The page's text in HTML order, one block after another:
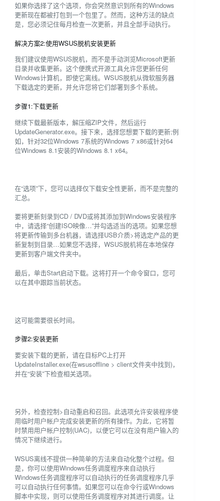
如果你选择了这个选项，你会突然意识到所有的Windows
更新现在都被打包到一个包里了。然而，这种方法的缺点
是，您必须记住每月检查一次更新，并且全部手动执行。
解决方案2:使用WSUS脱机安装更新
我们建议使用WSUS脱机，而不是手动浏览Microsoft更新
目录并收集更新。这个便携式开源工具允许您更新任何
Windows计算机，即使它离线。WSUS脱机从微软服务器
下载选定的更新，并允许您将它们部署到多个系统。
步骤1:下载更新
继续下载最新版本，解压缩ZIP文件，然后运行
UpdateGenerator.exe。接下来，选择您想要下载的更新;例
如，针对32位Windows 7系统的Windows 7 x86或针对64
位Windows 8.1安装的Windows 8.1 x64。
在“选项”下，您可以选择仅下载安全性更新，而不是完整的
汇总。
要将更新刻录到CD / DVD或将其添加到Windows安装程序
中，请选择“创建ISO映像…”并勾选适当的选项。如果您想
将更新传输到多台机器，请选择USB介质>将选定产品的更
新复制到目录…如果您不选择，WSUS脱机将在本地保存
更新到客户端文件夹中。
最后，单击Start启动下载。这将打开一个命令窗口，您可
以在其中跟踪当前状态。
这可能需要很长时间。
步骤2:安装更新
要安装下载的更新，请在目标PC上打开
UpdateInstaller.exe(在wsusoffline > client文件夹中找到)，
并在“安装”下检查相关选项。
另外，检查控制>自动重启和召回。此选项允许安装程序使
用临时用户帐户完成安装更新的所有操作。为此，它将暂
时禁用用户帐户控制(UAC)，以便它可以在没有用户输入的
情况下继续进行。
WSUS离线不提供一种简单的方法来自动化整个过程。但
是，你可以使用Windows任务调度程序来自动执行
Windows任务调度程序可以自动执行的任务调度程序几乎
可以自动执行任何事情。如果您可以在命令行或Windows
脚本中实现，则可以使用任务调度程序对其进行调度。让